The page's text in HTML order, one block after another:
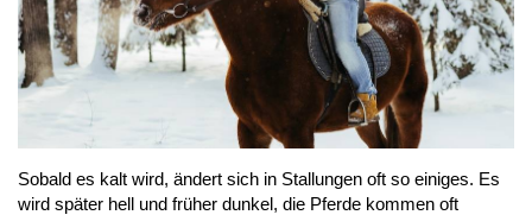
Sobald es kalt wird, ändert sich in Stallungen oft so einiges. Es
wird später hell und früher dunkel, die Pferde kommen oft